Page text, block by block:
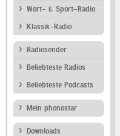
Wort- & Sport-Radio
Klassik-Radio
Radiosender
Beliebteste Radios
Beliebteste Podcasts
Mein phonostar
Downloads